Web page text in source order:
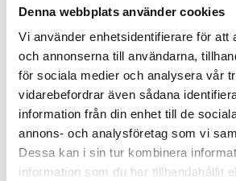
Denna webbplats använder cookies
Vi använder enhetsidentifierare för att
och annonserna till användarna,
för sociala medier och analysera vår
vidarebefordrar även sådana
information från din enhet till de
annons- och analysföretag som vi
Dessa kan i sin tur kombinera
information som du har tillhandahållit
Paketet kan inte bokas